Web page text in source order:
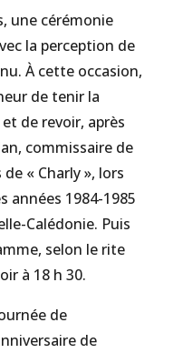
une cérémonie
la perception de
À cette occasion,
de tenir la
de revoir, après
commissaire de
« Charly », lors
années 1984-1985
Calédonie. Puis
selon le rite
à 18 h 30.
de
de